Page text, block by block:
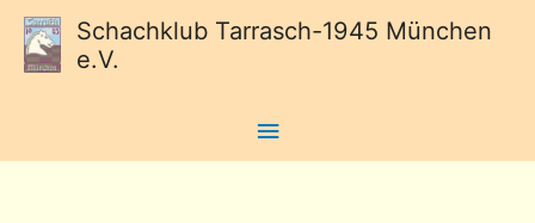
Schachklub Tarrasch-1945 München
e.V.
Hauptmenü